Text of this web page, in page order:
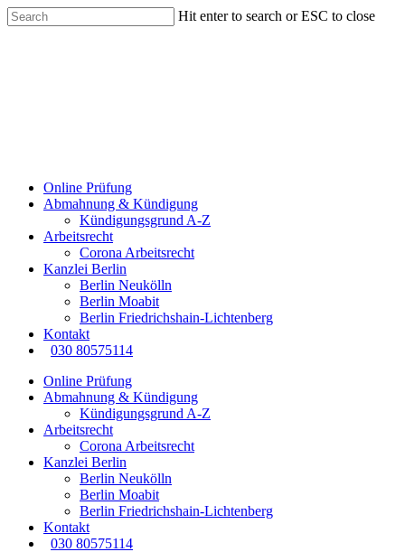
Hit enter to search or ESC to close
Online Prüfung
Abmahnung & Kündigung
Kündigungsgrund A-Z
Arbeitsrecht
Corona Arbeitsrecht
Kanzlei Berlin
Berlin Neukölln
Berlin Moabit
Berlin Friedrichshain-Lichtenberg
Kontakt
030 80575114
Online Prüfung
Abmahnung & Kündigung
Kündigungsgrund A-Z
Arbeitsrecht
Corona Arbeitsrecht
Kanzlei Berlin
Berlin Neukölln
Berlin Moabit
Berlin Friedrichshain-Lichtenberg
Kontakt
030 80575114